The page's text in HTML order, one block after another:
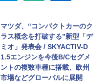
マツダ、“コンパクトカーのク
ラス概念を打破する”新型「デ
ミオ」発表会 / SKYACTIV-D
1.5エンジンを今後B/Cセグメ
ントの複数車種に搭載、欧州
市場などグローバルに展開